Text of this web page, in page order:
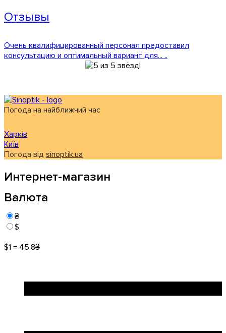
Отзывы
Очень квалифицированный персонал предоставил
консультацию и оптимальный вариант для... ..
Погода на найближчий час
Харків
Київ
Погода від sinoptik.ua
Интернет-магазин
Валюта
₴
$
$1 = 45.8₴